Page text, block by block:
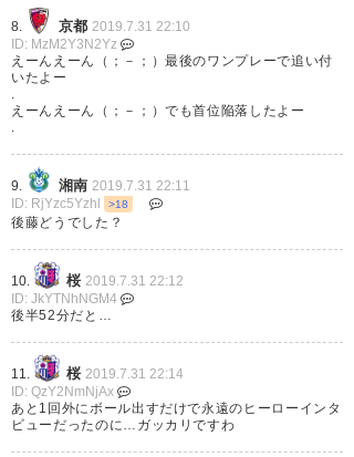
— a/a (Aa2cA)2019, 7月 31
勝ち点2が消えた… #zweigen
— コバナ (kobana19)
31
今年はやっぱり違います。 さい
こー！！！！！！！！！！！！
#sanga
8. 京都 2019.7.31 22:10
ID: MzM2Y3N2Yz
えーんえーん（；－；）最後のワンプレーで追い付
いたよー
えーんえーん（；－；）でも首位陥落したよー
9. 湘南 2019.7.31 22:11
ID: RjYzc5Yzhl
>18
後藤どうでした？
10. 桜 2019.7.31 22:12
ID: JkYTNhNGM4
後半52分だと…
11. 桜 2019.7.31 22:14
ID: QzY2NmNjAx
あと1回外にボール出すだけで永遠のヒーローインタ
ビューだったのに…ガッカリですわ